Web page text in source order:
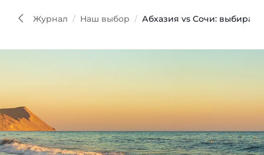
Журнал Наш выбор Абхазия vs Сочи: